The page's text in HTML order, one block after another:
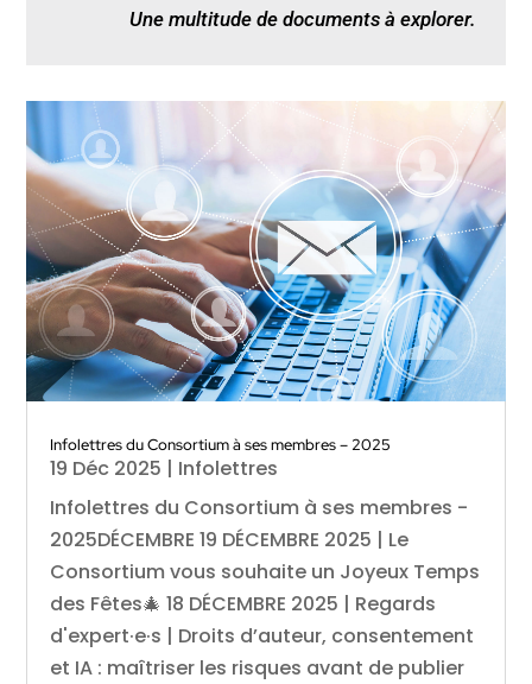
Une multitude de documents à explorer.
Infolettres du Consortium à ses membres – 2025
19 Déc 2025 | Infolettres
Infolettres du Consortium à ses membres -
2025DÉCEMBRE 19 DÉCEMBRE 2025 | Le
Consortium vous souhaite un Joyeux Temps
des Fêtes🎄 18 DÉCEMBRE 2025 | Regards
d'expert·e·s | Droits d’auteur, consentement
et IA : maîtriser les risques avant de publier